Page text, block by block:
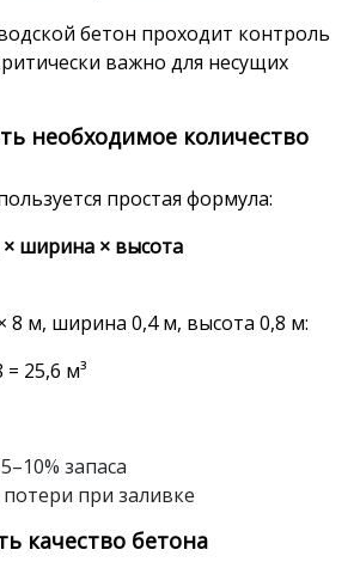
бетон проходит контроль
важно для несущих
необходимое количество
простая формула:
ширина × высота
8 м, ширина 0,4 м, высота 0,8 м:
= 25,6 м³
запаса
при заливке
качество бетона